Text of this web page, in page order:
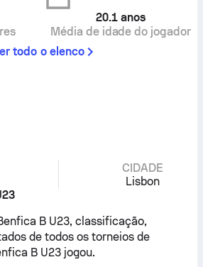
20.1 anos
Média de idade do jogador
todo o elenco
CIDADE
Lisbon
B U23, classificação,
de todos os torneios de
B U23 jogou.